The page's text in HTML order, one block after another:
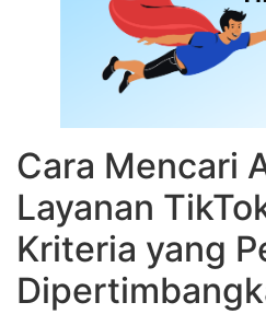
Cara Mencari
Layanan
Kriteria yang